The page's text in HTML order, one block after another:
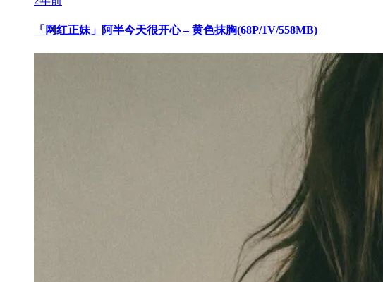
「网红正妹」阿半今天很开心 – 黄色抹胸(68P/1V/558MB)